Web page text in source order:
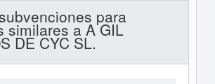
para
similares a A GIL
DE CYC SL.